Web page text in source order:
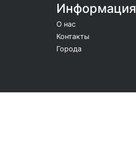
Информация
О нас
Контакты
Города